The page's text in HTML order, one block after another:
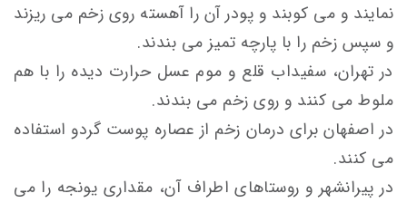
نمایند و می کوبند و پودر آن را آهسته روی زخم می ریزند
و سپس زخم را با پارچه تمیز می بندند.
در تهران، سفیداب قلع و موم عسل حرارت دیده را با هم
ملوط می کنند و روی زخم می بندند.
در اصفهان برای درمان زخم از عصاره پوست گردو استفاده
می کنند.
در پیرانشهر و روستاهای اطراف آن، مقداری يونجه را می